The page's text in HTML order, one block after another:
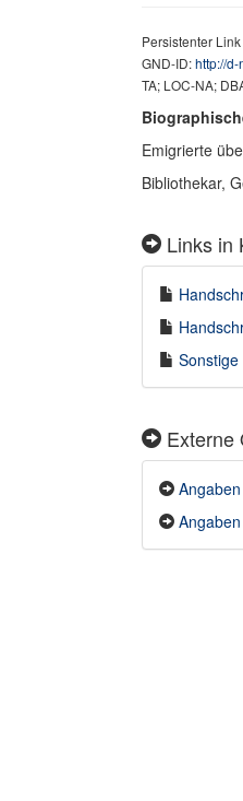
Persistenter
GND-ID:http://
TA; LOC-NA;
Emigrierte
Bibliothekar,
Links in
Externe